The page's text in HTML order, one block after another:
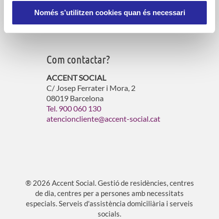
Només s’utilitzen cookies quan és necessari
Gestió d’habitatges amb serveis
Atenció a persones vulnerables
Com contactar?
ACCENT SOCIAL
C/ Josep Ferrater i Mora, 2
08019 Barcelona
Tel. 900 060 130
atencioncliente@accent-social.cat
® 2026 Accent Social. Gestió de residències, centres
de dia, centres per a persones amb necessitats
especials. Serveis d'assistència domiciliària i serveis
socials.